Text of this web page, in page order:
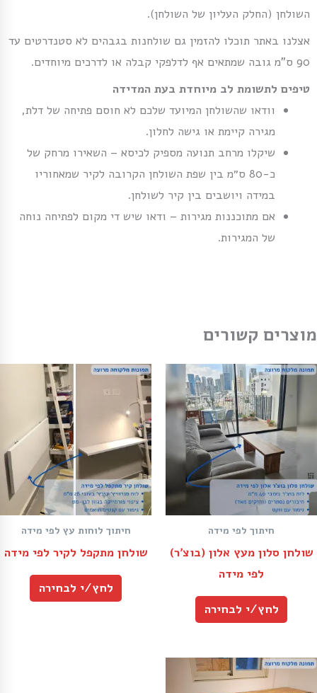
השולחן (החלק העליון של השולחן).
אצלנו באתר תוכלו להזמין גם שולחנות בגבהים לא סטנדרטים עד
90 ס”מ גובה שמתאים אף לדלפקי קבלה או לדרכים מיוחדים.
טיפים לתשומת לב מיוחדת בעת המדידה
וודאו שהשולחן המיועד שלכם לא חוסם פתיחה של דלת,
מגירה קיימת או גישה לחלון.
שיקלו מרחב תנועה מספיק לכיסא – השאירו מרחק של
כ-80 ס״מ בין שפת השולחן הקרובה לקיר שמאחוריו
במידה ויושבים בין קיר לשולחן.
אם מתוכננות מגירות – ודאו שיש די מקום לפתיחה נוחה
של המגירות.
מוצרים קשורים
חיתוך לפי מידה
שולחן סלון מעץ אלון (בוצ׳ר)
לפי מידה
לחץ/י לבחירה
חיתוך לוחות עץ לפי מידה
שולחן מתקפל לקיר לפי מידה
לחץ/י לבחירה